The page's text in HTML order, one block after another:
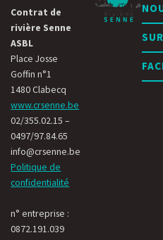
Contrat de
rivière Senne
ASBL
Place Josse
Goffin n°1
1480 Clabecq
www.crsenne.be
02/355.02.15 –
0497/97.84.65
info@crsenne.be
Politique de
confidentialité
n° entreprise :
0872.191.039
SUR